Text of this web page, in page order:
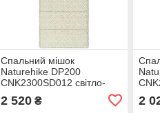
Спальний мішок
Naturehike DP200
CNK2300SD012 світло-
2 520₴ 2